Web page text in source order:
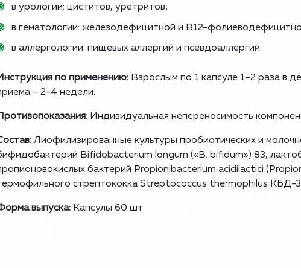
в урологии: циститов, уретритов;
в гематологии: железодефицитной и В12-
в аллергологии: пищевых аллергий и псевдоаллергий.
по применению: Взрослым по 1 капсуле 1–2 раза в
– 2–4 недели.
Индивидуальная непереносимость
Лиофилизированные культуры пробиотических и
Bifidobacterium longum («B. bifidum») 83,
бактерий Propionibacterium acidilactici
стрептококка Streptococcus thermophilus КБД-
выпуска: Капсулы 60 шт